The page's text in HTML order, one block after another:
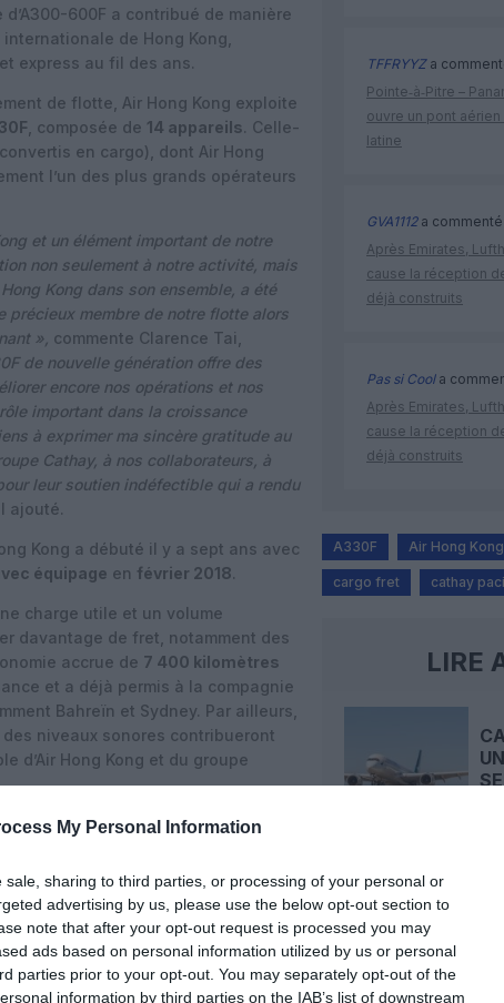
My Personal Information
sale, sharing to third parties, or processing of your personal or
advertising by us, please use the below opt-out section to
note that after your opt-out request is processed you may
ads based on personal information utilized by us or personal
parties prior to your opt-out. You may separately opt-out of the
information by third parties on the IAB’s list of downstream
600F a contribué de manière
de Hong Kong,
express au fil des ans.
de flotte, Air Hong Kong exploite
, composée de 14 appareils. Celle-
en cargo), dont Air Hong
l’un des plus grands opérateurs
et un élément important de notre
non seulement à notre activité, mais
Kong dans son ensemble, a été
précieux membre de notre flotte alors
», commente Clarence Tai,
de nouvelle génération offre des
encore nos opérations et nos
important dans la croissance
à exprimer ma sincère gratitude au
Cathay, à nos collaborateurs, à
leur soutien indéfectible qui a rendu
ajouté.
Kong a débuté il y a sept ans avec
équipage en février 2018.
charge utile et un volume
davantage de fret, notamment des
accrue de 7 400 kilomètres
et a déjà permis à la compagnie
Bahreïn et Sydney. Par ailleurs,
niveaux sonores contribueront
d’Air Hong Kong et du groupe
pistes à l’aéroport international de
milliards de dollars de Hong Kong
internationale de Hong Kong
à ajouter plus de 100
Pacific et Cathay Cargo ainsi que
des avions à fuselage étroit,
gros-porteurs long-courriers et des
TFFRYYZa
Pointe‑à‑Pitre –
ouvre un pont aérien
latine
GVA1112a commenté
Après Emirates,
cause la réception
déjà construits
Pas si Coola
Après Emirates,
cause la réception
déjà construits
A330F Air Hong Kong
cargo fret cathay
LIRE